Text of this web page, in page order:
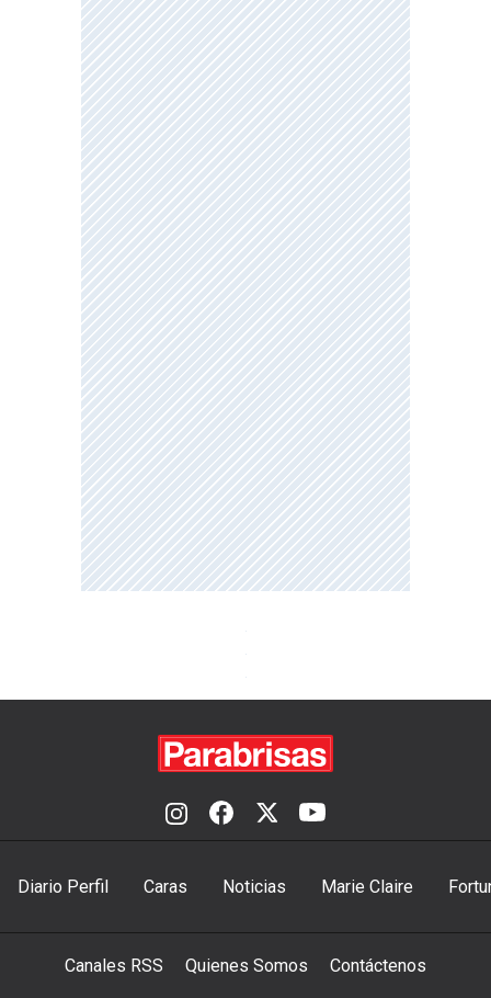
Diario Perfil Caras Noticias Marie Claire
Canales RSS Quienes Somos Contáctenos